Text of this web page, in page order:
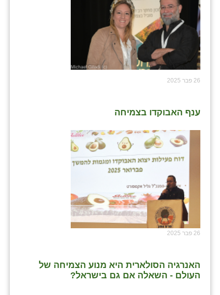
26 פבר 2025
ענף האבוקדו בצמיחה
26 פבר 2025
האנרגיה הסולארית היא מנוע הצמיחה של
העולם - השאלה אם גם בישראל?